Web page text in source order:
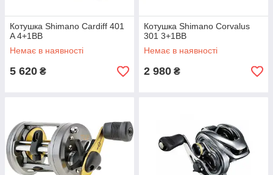
Котушка Shimano Cardiff 401
A 4+1BB
Немає в наявності
5 620 ₴
Котушка Shimano Corvalus
301 3+1BB
Немає в наявності
2 980 ₴